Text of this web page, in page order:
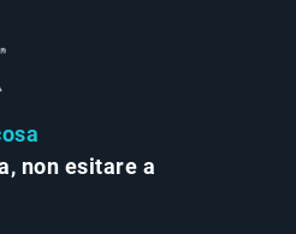
non esitare a